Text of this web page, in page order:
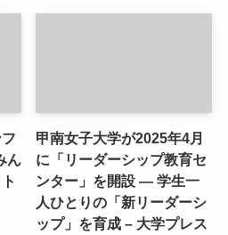
ん
甲南女子大学が2025年4月
に「リーダーシップ教育セ
ンター」を開設 ― 学生一
人ひとりの「新リーダーシ
ップ」を育成 – 大学プレス